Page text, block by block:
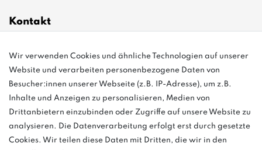
Kontakt
info@bonvenon.de
03763 4048350
Montag - Freitag, 08:00 - 16:00
Anrufe aus dem dt. Festnetz zum Ortstarif, Preise aus dem Mobilfunknetz
ggf. abweichend (abhängig vom Provider).
Wir verwenden Cookies und ähnliche Technologien auf unserer
Website und verarbeiten personenbezogene Daten von
Besucher:innen unserer Webseite (z.B. IP-Adresse), um z.B.
Inhalte und Anzeigen zu personalisieren, Medien von
Drittanbietern einzubinden oder Zugriffe auf unsere Website zu
analysieren. Die Datenverarbeitung erfolgt erst durch gesetzte
Cookies. Wir teilen diese Daten mit Dritten, die wir in den